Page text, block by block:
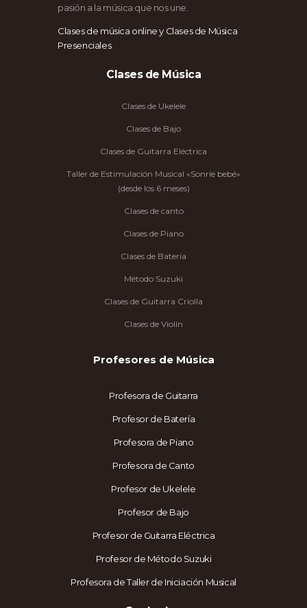
pasión a la música que nos une.
Clases de música online y Clases de Música
Presenciales
Clases de Música
Clases de Ukelele
Clases de Bajo
Clases de Guitarra Eléctrica
Taller de Estimulación Musical «Sonríe bebé»
(desde los 6 meses)
Clases de canto
Clases de Piano
Clases de Batería
Método Suzuki
Clases de Guitarra Criolla
Clases de Violín
Profesores de Música
Profesora de Guitarra
Profesor de Batería
Profesora de Piano
Profesora de Canto
Profesor de Ukelele
Profesor de Bajo
Profesor de Guitarra Eléctrica
Profesor de Método Suzuki
Profesora de Taller de Iniciación Musical